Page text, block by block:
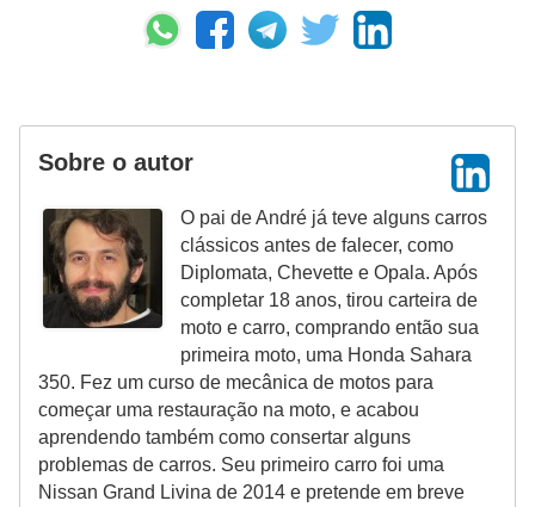
Sobre o autor
O pai de André já teve alguns carros
clássicos antes de falecer, como
Diplomata, Chevette e Opala. Após
completar 18 anos, tirou carteira de
moto e carro, comprando então sua
primeira moto, uma Honda Sahara
350. Fez um curso de mecânica de motos para
começar uma restauração na moto, e acabou
aprendendo também como consertar alguns
problemas de carros. Seu primeiro carro foi uma
Nissan Grand Livina de 2014 e pretende em breve